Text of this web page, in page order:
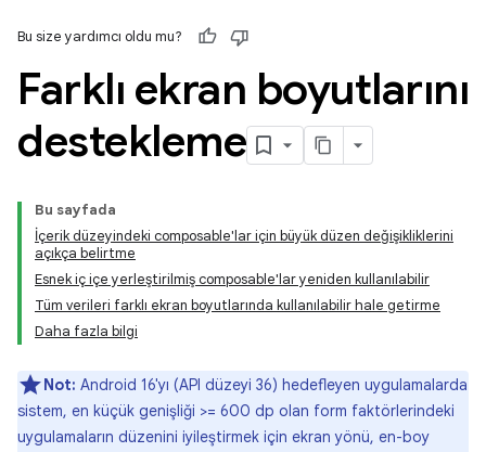
Bu size yardımcı oldu mu?
Farklı ekran boyutlarını
destekleme
Bu sayfada
İçerik düzeyindeki composable'lar için büyük düzen değişikliklerini
açıkça belirtme
Esnek iç içe yerleştirilmiş composable'lar yeniden kullanılabilir
Tüm verileri farklı ekran boyutlarında kullanılabilir hale getirme
Daha fazla bilgi
Not: Android 16'yı (API düzeyi 36) hedefleyen uygulamalarda
sistem, en küçük genişliği >= 600 dp olan form faktörlerindeki
uygulamaların düzenini iyileştirmek için ekran yönü, en-boy